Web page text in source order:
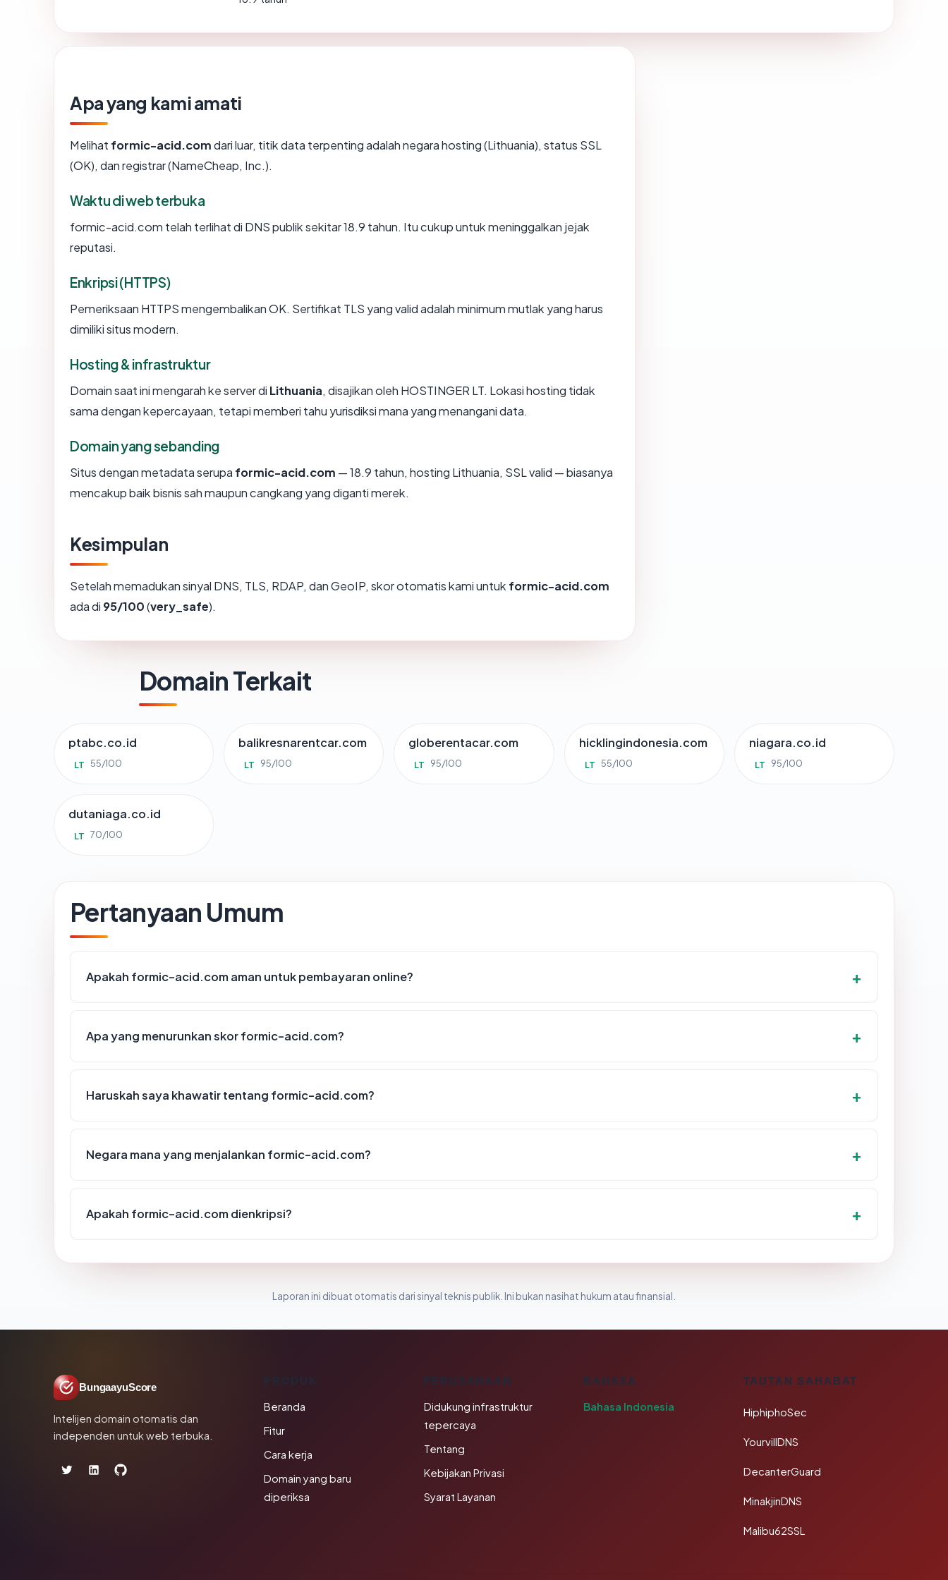
Apa yang kami amati
Melihat formic-acid.comdari luar, titik data terpenting adalah negara hosting (Lithuania), status SSL
(OK), dan registrar (NameCheap, Inc.).
Waktu di web terbuka
formic-acid.com telah terlihat di DNS publik sekitar 18.9 tahun. Itu cukup untuk meninggalkan jejak
reputasi.
Enkripsi (HTTPS)
Pemeriksaan HTTPS mengembalikan OK. Sertifikat TLS yang valid adalah minimum mutlak yang harus
dimiliki situs modern.
Hosting & infrastruktur
Domain saat ini mengarah ke server di Lithuania, disajikan oleh HOSTINGER LT. Lokasi hosting tidak
sama dengan kepercayaan, tetapi memberi tahu yurisdiksi mana yang menangani data.
Domain yang sebanding
Situs dengan metadata serupa formic-acid.com — 18.9 tahun, hosting Lithuania, SSL valid — biasanya
mencakup baik bisnis sah maupun cangkang yang diganti merek.
Kesimpulan
Setelah memadukan sinyal DNS, TLS, RDAP, dan GeoIP, skor otomatis kami untuk formic-acid.com
ada di 95/100(very_safe).
Domain Terkait
ptabc.co.id
LT 55/100
balikresnarentcar.com
LT 95/100
globerentacar.com
LT 95/100
hicklingindonesia.com
LT 55/100
niagara.co.id
LT 95/100
dutaniaga.co.id
LT 70/100
Pertanyaan Umum
Apakah formic-acid.com aman untuk pembayaran online?
Apa yang menurunkan skor formic-acid.com?
Haruskah saya khawatir tentang formic-acid.com?
Negara mana yang menjalankan formic-acid.com?
Apakah formic-acid.com dienkripsi?
Laporan ini dibuat otomatis dari sinyal teknis publik. Ini bukan nasihat hukum atau finansial.
BungaayuScore
Intelijen domain otomatis dan
independen untuk web terbuka.
Beranda
Fitur
Cara kerja
Domain yang baru
diperiksa
PERUSAHAAN
Didukung infrastruktur
tepercaya
Tentang
Kebijakan Privasi
Syarat Layanan
BAHASA
Bahasa Indonesia
TAUTAN SAHABAT
HiphiphoSec
YourvillDNS
DecanterGuard
MinakjinDNS
Malibu62SSL